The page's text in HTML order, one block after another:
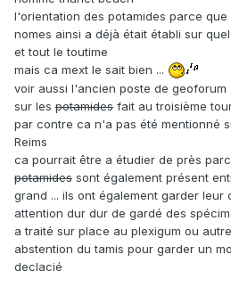
l'orientation des potamides parce que
nomes ainsi a déjà était établi sur
et tout le toutime
mais ca mext le sait bien ...
voir aussi l'ancien poste de
sur les potamides fait au troisième
par contre ca n'a pas été mentionné
Reims
ca pourrait être a étudier de près
potamides sont également présent
grand ... ils ont également garder leur
attention dur dur de gardé des
a traité sur place au plexigum ou autre
abstention du tamis pour garder un
declacié